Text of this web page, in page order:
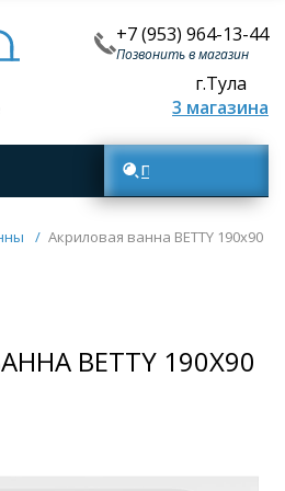
+7 (953) 964-13-44
Позвонить в магазин
г.Тула
3 магазина
комнат
Поиск товаров
/ Акриловая ванна BETTY 190x90
BETTY 190X90